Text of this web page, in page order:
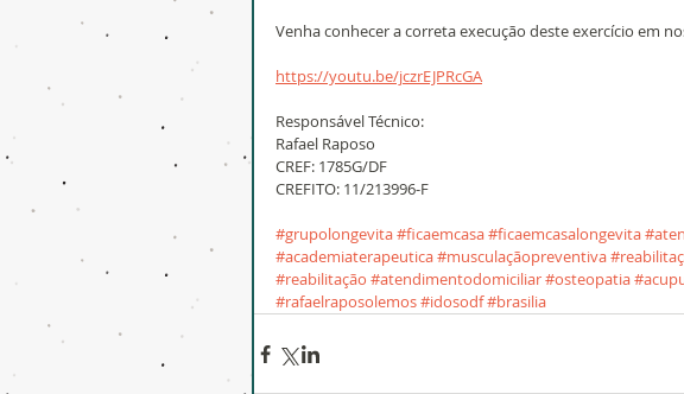
Venha conhecer a correta execução deste exercício em
https://youtu.be/jczrEJPRcGA
Responsável Técnico:
Rafael Raposo
CREF: 1785G/DF
CREFITO: 11/213996-F
#grupolongevita#ficaemcasa#ficaemcasalongevita
#academiaterapeutica#musculaçãopreventiva
#reabilitação #atendimentodomiciliar#osteopatia
#rafaelraposolemos#idosodf#brasilia